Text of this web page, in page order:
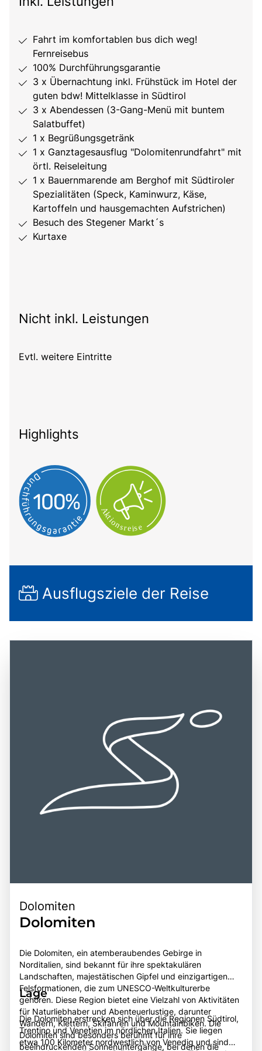
Fahrt im komfortablen bus dich weg!
Fernreisebus
100% Durchführungsgarantie
3 x Übernachtung inkl. Frühstück im Hotel der
guten bdw! Mittelklasse in Südtirol
3 x Abendessen (3-Gang-Menü mit buntem
Salatbuffet)
1 x Begrüßungsgetränk
1 x Ganztagesausflug "Dolomitenrundfahrt" mit
örtl. Reiseleitung
1 x Bauernmarende am Berghof mit Südtiroler
Spezialitäten (Speck, Kaminwurz, Käse,
Kartoffeln und hausgemachten Aufstrichen)
Besuch des Stegener Markt´s
Kurtaxe
Nicht inkl. Leistungen
Evtl. weitere Eintritte
Highlights
Ausflugsziele der Reise
Dolomiten
Dolomiten
Die Dolomiten, ein atemberaubendes Gebirge in
Norditalien, sind bekannt für ihre spektakulären
Landschaften, majestätischen Gipfel und einzigartigen
Felsformationen, die zum UNESCO-Weltkulturerbe
gehören. Diese Region bietet eine Vielzahl von Aktivitäten
für Naturliebhaber und Abenteuerlustige, darunter
Wandern, Klettern, Skifahren und Mountainbiken. Die
Dolomiten sind besonders berühmt für ihre
beeindruckenden Sonnenuntergänge, bei denen die
Lage
Die Dolomiten erstrecken sich über die Regionen Südtirol,
Trentino und Venetien im nördlichen Italien. Sie liegen
etwa 100 Kilometer nordwestlich von Venedig und sind